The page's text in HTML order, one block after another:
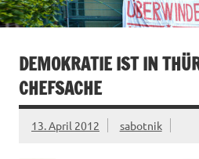
DEMOKRATIE IST IN
CHEFSACHE
13. April 2012 sabotnik